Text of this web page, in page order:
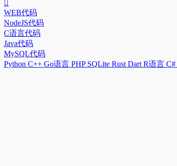
WEB代码
NodeJS代码
C语言代码
Java代码
MySQL代码
Python C++ Go语言 PHP SQLite Rust Dart R语言 C#